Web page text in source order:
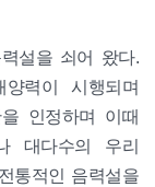
설을 쇠어 왔다.
력이 시행되며
인정하며 이때
대다수의 우리
통적인 음력설을